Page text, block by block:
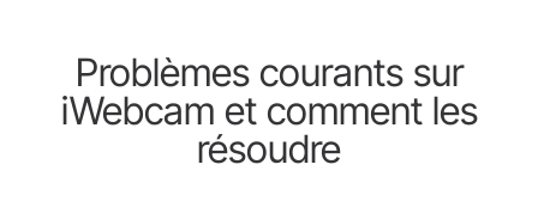
Problèmes courants sur
iWebcam et comment les
résoudre